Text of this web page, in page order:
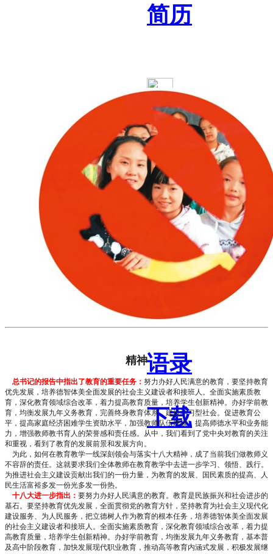
简历
范文
论文
作文
名言
语录
下载
精神
总书记的报告中指出了教育的重要任务： 努力办好人民满意的教育，要坚持教育
优先发展，培养德智体美全面发展的社会主义建设者和接班人。全面实施素质教
育，深化教育领域综合改革，着力提高教育质量，培养学生创新精神。办好学前教
育，均衡发展九年义务教育，完善终身教育体系，建设学习型社会。促进教育公
平，提高家庭经济困难学生资助水平，加强教师队伍建设，提高师德水平和业务能
力，增强教师教书育人的荣誉感和责任感。从中，我们看到了党中央对教育的关注
和重视，看到了教育的发展前景和发展方向。
为此，如何在教育教学一线深刻领会与落实十八大精神，成了当前我们做教师义
不容辞的责任。这就要求我们全体教师在教育教学中去进一步学习、领悟、践行。
为推进社会主义建设贡献出我们的一份力量，为教育的发展、国民素质的提高、人
民生活富裕多发一份光多发一份热。
十八大进一步指出： 要努力办好人民满意的教育。教育是民族振兴和社会进步的
基石。要坚持教育优先发展，全面贯彻党的教育方针，坚持教育为社会主义现代化
建设服务、为人民服务，把立德树人作为教育的根本任务，培养德智体美全面发展
的社会主义建设者和接班人。全面实施素质教育，深化教育领域综合改革，着力提
高教育质量，培养学生创新精神。办好学前教育，均衡发展九年义务教育，基本普
及高中阶段教育，加快发展现代职业教育，推动高等教育内涵式发展，积极发展继